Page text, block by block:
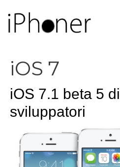
contenuto
iOS 7
iOS 7.1 beta 5
sviluppatori